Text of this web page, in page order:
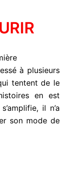
à plusieurs
tentent de le
en est
il n’a
son mode de